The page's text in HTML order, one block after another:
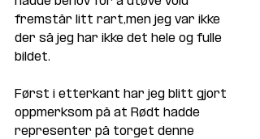
fremstår litt rart,men jeg var ikke
der så jeg har ikke det hele og fulle
bildet.
Først i etterkant har jeg blitt gjort
oppmerksom på at Rødt hadde
representer på torget denne